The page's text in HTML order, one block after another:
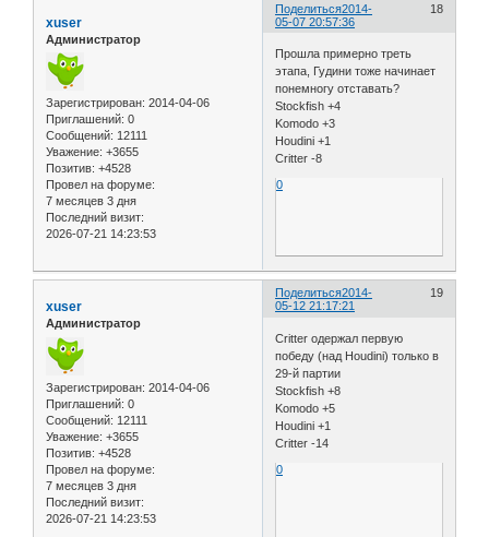
Поделиться 18
2014-
05-07 20:57:36
xuser
Администратор
Зарегистрирован: 2014-04-06
Приглашений: 0
Сообщений: 12111
Уважение: +3655
Позитив: +4528
Провел на форуме:
7 месяцев 3 дня
Последний визит:
2026-07-21 14:23:53
Прошла примерно треть
этапа, Гудини тоже начинает
понемногу отставать?
Stockfish +4
Komodo +3
Houdini +1
Critter -8
0
Поделиться 19
2014-
05-12 21:17:21
xuser
Администратор
Зарегистрирован: 2014-04-06
Приглашений: 0
Сообщений: 12111
Уважение: +3655
Позитив: +4528
Провел на форуме:
7 месяцев 3 дня
Последний визит:
2026-07-21 14:23:53
Critter одержал первую
победу (над Houdini) только в
29-й партии
Stockfish +8
Komodo +5
Houdini +1
Critter -14
0